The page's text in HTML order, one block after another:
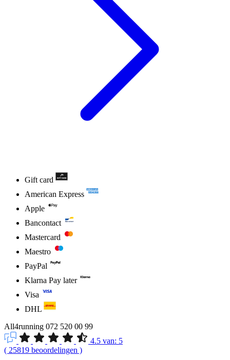
Gift card
American Express
Apple
Bancontact
Mastercard
Maestro
PayPal
Klarna Pay later
Visa
DHL
All4running 072 520 00 99
4.5 van: 5
( 25819 beoordelingen )